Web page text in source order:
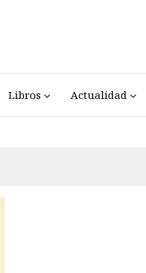
Libros Actualidad